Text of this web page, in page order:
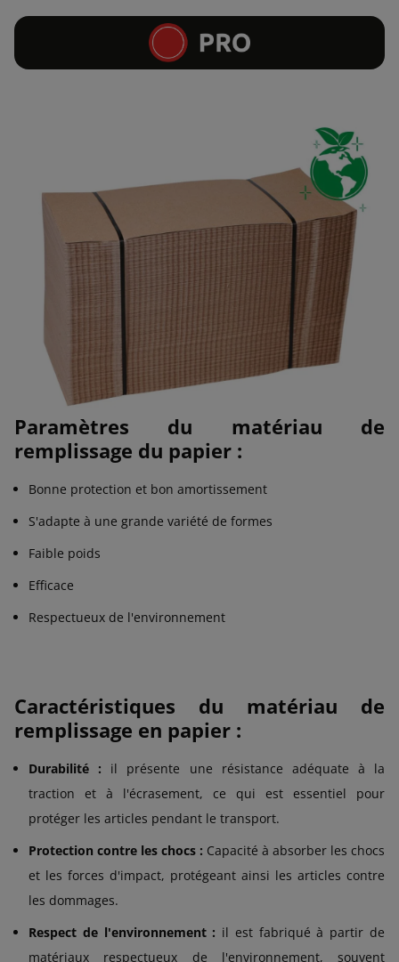
Paramètres du matériau de
remplissage du papier :
Bonne protection et bon amortissement
S'adapte à une grande variété de formes
Faible poids
Efficace
Respectueux de l'environnement
Caractéristiques du matériau de
remplissage en papier :
Durabilité : il présente une résistance adéquate à la
traction et à l'écrasement, ce qui est essentiel pour
protéger les articles pendant le transport.
Protection contre les chocs : Capacité à absorber les chocs
et les forces d'impact, protégeant ainsi les articles contre
les dommages.
Respect de l'environnement : il est fabriqué à partir de
matériaux respectueux de l'environnement, souvent